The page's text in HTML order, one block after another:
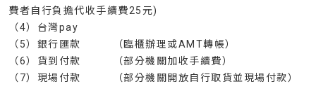
費者自行負擔代收手續費25元)
（4）台灣pay
（5）銀行匯款 （臨櫃辦理或AMT轉帳）
（6）貨到付款 （部分機關加收手續費）
（7）現場付款 （部分機關開放自行取貨並現場付款）